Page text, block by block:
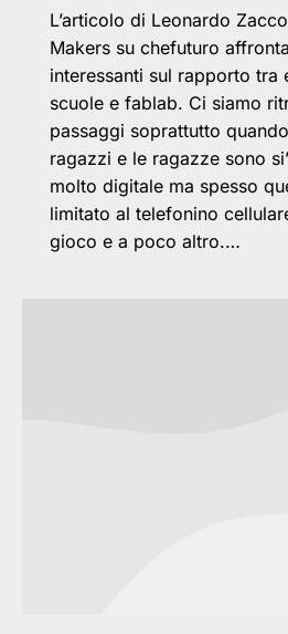
L’articolo di Leonardo
Makers su chefuturo
interessanti sul rapporto tra
scuole e fablab. Ci siamo
passaggi soprattutto
ragazzi e le ragazze sono
molto digitale ma spesso
limitato al telefonino
gioco e a poco altro.…